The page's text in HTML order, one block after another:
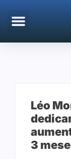
Léo
3